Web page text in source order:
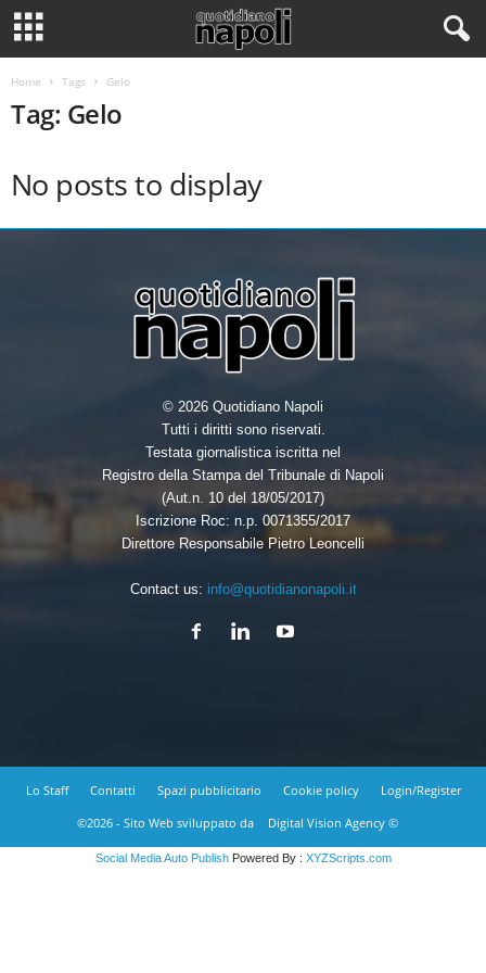
Home Tags Gelo
Tag: Gelo
No posts to display
© 2026 Quotidiano Napoli
Tutti i diritti sono riservati.
Testata giornalistica iscritta nel
Registro della Stampa del Tribunale di Napoli
(Aut.n. 10 del 18/05/2017)
Iscrizione Roc: n.p. 0071355/2017
Direttore Responsabile Pietro Leoncelli
Contact us: info@quotidianonapoli.it
Lo Staff Contatti Spazi pubblicitario Cookie policy
Login/Register
©2026 - Sito Web sviluppato da
Digital Vision Agency ©
Social Media Auto PublishPowered By : XYZScripts.com